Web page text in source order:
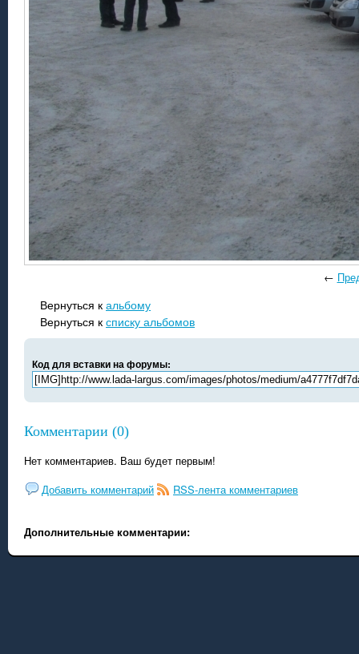
←
Вернуться к альбому
Вернуться к списку альбомов
Код для вставки на форумы:
Комментарии (0)
Нет комментариев. Ваш будет первым!
Добавить комментарий
RSS-лента комментариев
Дополнительные комментарии: